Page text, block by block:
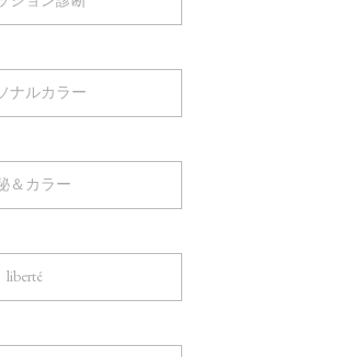
ナルカラー
＆カラー
liberté